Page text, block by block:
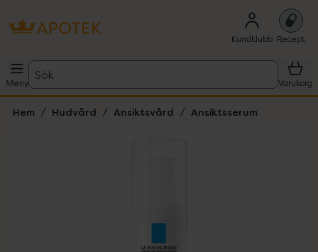
Kundklubb Recept
Meny
Sök
Varukorg
Hem Hudvård Ansiktsvård Ansiktsserum